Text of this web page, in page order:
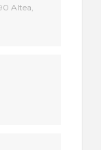
Altea,